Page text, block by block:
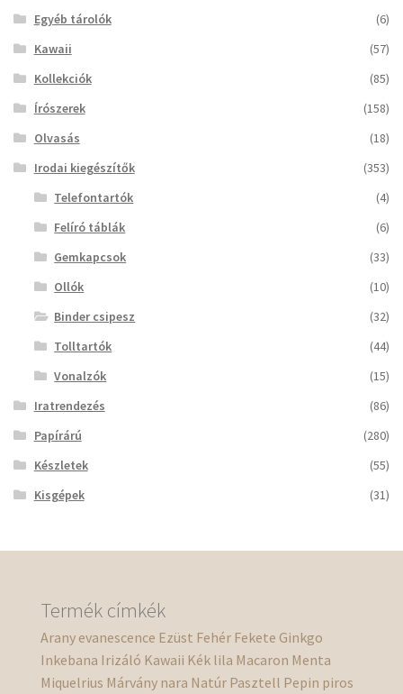
Egyéb tárolók
(6)
Kawaii
(57)
Kollekciók
(85)
Írószerek
(158)
Olvasás
(18)
Irodai kiegészítők
(353)
Telefontartók
(4)
Felíró táblák
(6)
Gemkapcsok
(33)
Ollók
(10)
Binder csipesz
(32)
Tolltartók
(44)
Vonalzók
(15)
Iratrendezés
(86)
Papírárú
(280)
Készletek
(55)
Kisgépek
(31)
Termék címkék
Arany evanescence Ezüst Fehér Fekete Ginkgo
Inkebana Irizáló Kawaii Kék lila Macaron Menta
Miquelrius Márvány nara Natúr Pasztell Pepin piros